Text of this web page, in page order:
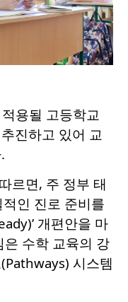
용될 고등학교
진하고 있어 교
르면, 주 정부 태
인 진로 준비를
개편안을 마
은 수학 교육의 강
시스템